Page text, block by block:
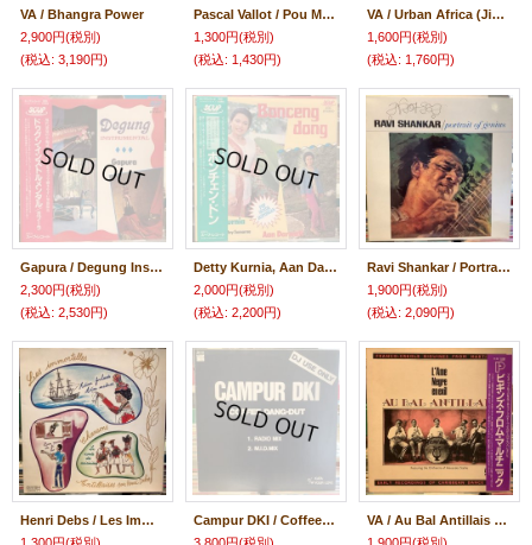
VA / Bhangra Power
2,900円(税別)
(税込: 3,190円)
Pascal Vallot / Pou Mwen
1,300円(税別)
(税込: 1,430円)
VA / Urban Africa (Jive Hits Of The Townships)
1,600円(税別)
(税込: 1,760円)
Gapura / Degung Instrumental
2,300円(税別)
(税込: 2,530円)
Detty Kurnia, Aan Darwati / Bonceng Dong
2,000円(税別)
(税込: 2,200円)
Ravi Shankar / Portrait Of Genius
1,900円(税別)
(税込: 2,090円)
Henri Debs / Les Immortelles Chansons Antillaises Par Henri Debs
Campur DKI / Coffee Dangdut
VA / Au Bal Antillais (Franco-Creole Biguines From Martinique)